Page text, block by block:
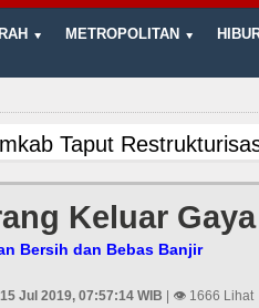
METROPOLITAN
Taput
City vs Atletico
Jaga Kelestarian
Keluar
Bersih dan Bebas Banjir
Jul 2019, 07:57:14 WIB | 👁 1666 Lihat